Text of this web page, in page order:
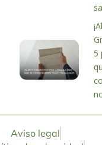
5
Aviso legal